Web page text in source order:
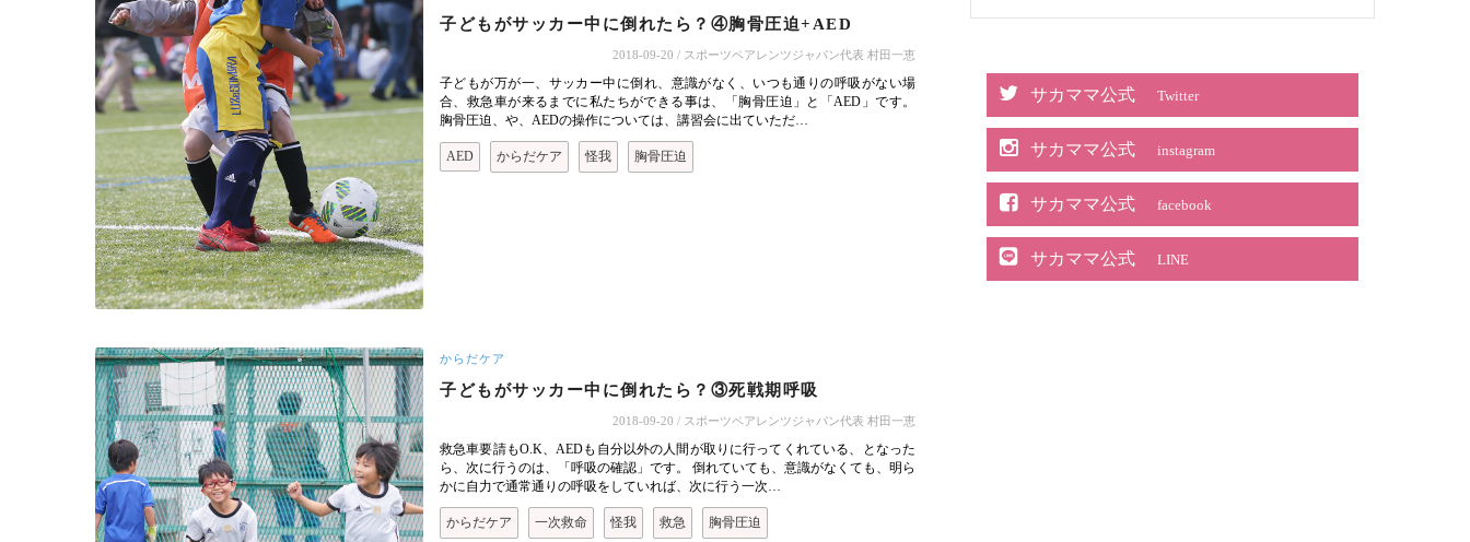
子どもがサッカー中に倒れたら？④胸骨圧迫+AED
2018-09-20 / スポーツペアレンツジャパン代表 村田一恵
子どもが万が一、サッカー中に倒れ、意識がなく、いつも通りの呼吸がない場
合、救急車が来るまでに私たちができる事は、「胸骨圧迫」と「AED」です。
胸骨圧迫、や、AEDの操作については、講習会に出ていただ…
AED からだケア 怪我 胸骨圧迫
からだケア
子どもがサッカー中に倒れたら？③死戦期呼吸
2018-09-20 / スポーツペアレンツジャパン代表 村田一恵
救急車要請もO.K、AEDも自分以外の人間が取りに行ってくれている、となった
ら、次に行うのは、「呼吸の確認」です。 倒れていても、意識がなくても、明ら
かに自力で通常通りの呼吸をしていれば、次に行う一次…
からだケア 一次救命 怪我 救急 胸骨圧迫
サカママ公式 Twitter
サカママ公式 instagram
サカママ公式 facebook
サカママ公式 LINE